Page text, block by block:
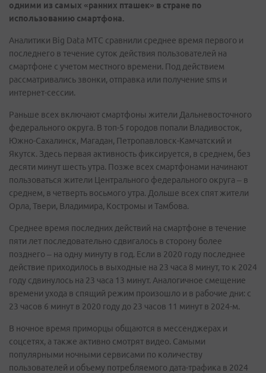
одними из самых «ранних пташек» в стране по
использованию смартфона.
Аналитики Big Data МТС сравнили среднее время первого и
последнего в течение суток действия пользователей на
смартфоне с учетом местного времени. Под действием
рассматривались звонки, отправка или получение sms и
интернет-сессии.
Раньше всех включают смартфоны жители Дальневосточного
федерального округа. В топ-5 городов попали Владивосток,
Южно-Сахалинск, Магадан, Петропавловск-Камчатский и
Якутск. Здесь первая активность фиксируется, в среднем, без
десяти минут шесть утра. Позже всех смартфонами начинают
пользоваться жители Центрального федерального округа – в
среднем, в четверть восьмого утра. Дольше всех спят жители
Орла, Твери, Владимира, Костромы и Тамбова.
Среднее время последних действий на смартфоне в течение
пяти лет последовательно сдвигалось в сторону более
позднего – на одну минуту в год. Если в 2020 году последнее
действие приходилось в выходные на 23 часа 8 минут, то к 2024
году сдвинулось на 23 часа 13 минут. Аналогичное смещение
времени ухода в спящий режим произошло и в рабочие дни: с
23 часов 6 минут в 2020 году до 23 часов 11 минут в 2024-м.
В ночное время приморцы общаются в мессенджерах и
соцсетях, а также активно смотрят видео. Самыми
популярными ночными сервисами по количеству
пользователей и объему потребляемого дата-трафика в 2024